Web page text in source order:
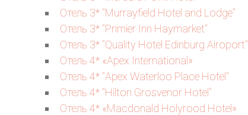
Отель 3* "Murrayfield Hotel and Lodge"
Отель 3* "Primier Inn Haymarket"
Отель 3* "Quality Hotel Edinburg Airoport"
Отель 4* «Apex International»
Отель 4* "Apex Waterloo Place Hotel"
Отель 4* "Hilton Grosvenor Hotel"
Отель 4* «Macdonald Holyrood Hotel»